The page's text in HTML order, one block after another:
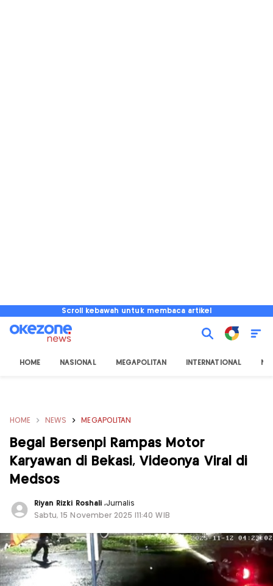
Scroll kebawah untuk membaca artikel
HOME NASIONAL MEGAPOLITAN INTERNATIONAL
HOME NEWS MEGAPOLITAN
Begal Bersenpi Rampas Motor
Karyawan di Bekasi, Videonya Viral di
Medsos
Riyan Rizki Roshali ,Jurnalis
Sabtu, 15 November 2025 |11:40 WIB